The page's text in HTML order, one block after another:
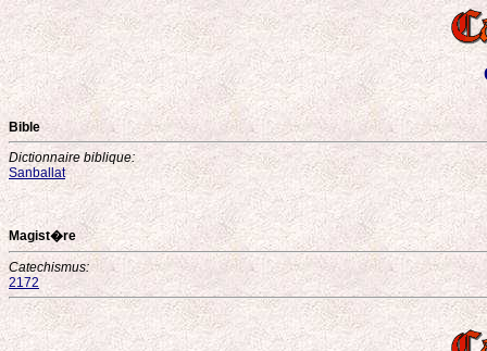
Bible
Dictionnaire biblique:
Sanballat
Magist�re
Catechismus:
2172